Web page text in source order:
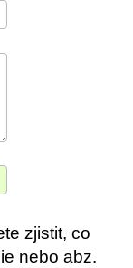
zjistit, co
nebo abz.